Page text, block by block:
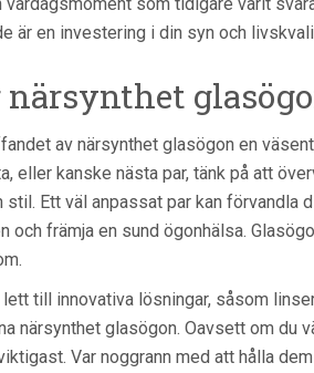
är en investering i din syn och
av närsynthet glasögon en
eller kanske nästa par, tänk på att
stil. Ett väl anpassat par kan förvandla
och främja en sund ögonhälsa.
till innovativa lösningar, såsom
närsynthet glasögon. Oavsett om du
Var noggrann med att hålla